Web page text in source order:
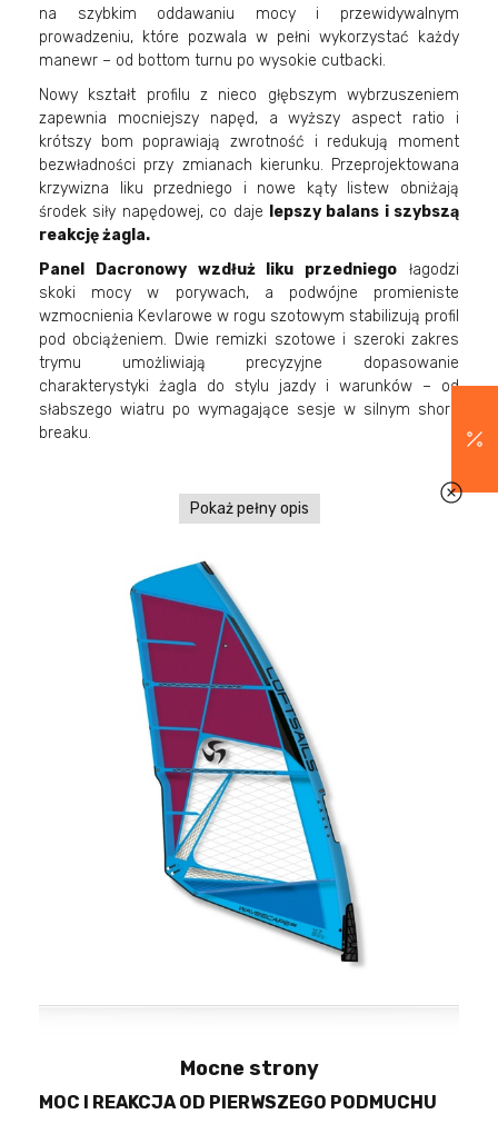
na szybkim oddawaniu mocy i przewidywalnym
prowadzeniu, które pozwala w pełni wykorzystać każdy
manewr – od bottom turnu po wysokie cutbacki.
Nowy kształt profilu z nieco głębszym wybrzuszeniem
zapewnia mocniejszy napęd, a wyższy aspect ratio i
krótszy bom poprawiają zwrotność i redukują moment
bezwładności przy zmianach kierunku. Przeprojektowana
krzywizna liku przedniego i nowe kąty listew obniżają
środek siły napędowej, co daje
epszy balans i szybszą
reakcję żagla.
Panel Dacronowy wzdłuż liku przedniego łagodzi
skoki mocy w porywach, a podwójne promieniste
wzmocnienia Kevlarowe w rogu szotowym stabilizują profil
pod obciążeniem. Dwie remizki szotowe i szeroki zakres
trymu umożliwiają precyzyjne dopasowanie
charakterystyki żagla do stylu jazdy i warunków – od
słabszego wiatru po wymagające sesje w silnym shore
breaku.
Pokaż pełny opis
Mocne strony
MOC I REAKCJA OD PIERWSZEGO PODMUCHU